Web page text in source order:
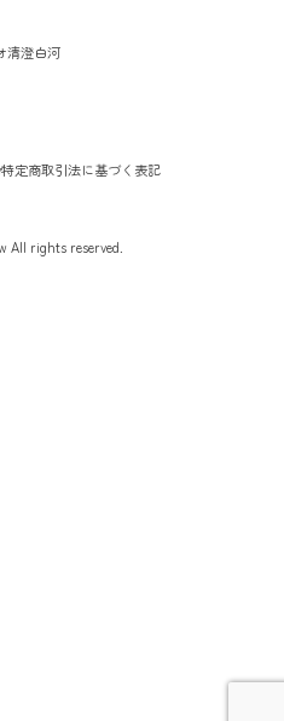
清澄白河
特定商取引法に基づく表記
All rights reserved.